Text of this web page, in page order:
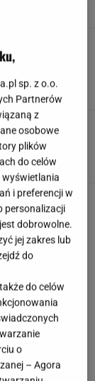
ten wyjazd na
zmienić
sp. z o.o.
Partnerów
z
osobowe
plików
do celów
wyświetlania
i preferencji w
personalizacji
dobrowolne.
jej zakres lub
do
do celów
o
– Agora